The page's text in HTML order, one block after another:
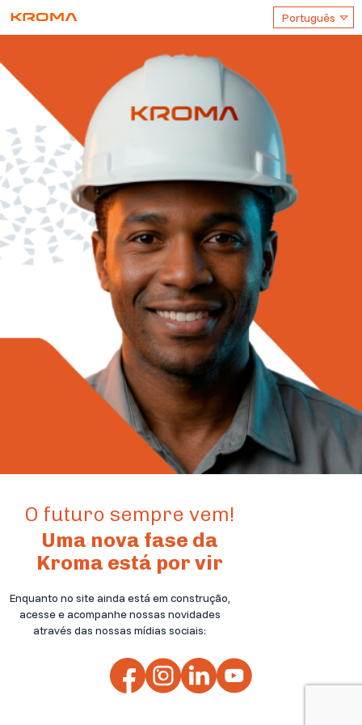
O futuro sempre vem!
Uma nova fase da
Kroma está por vir
Enquanto no site ainda está em construção,
acesse e acompanhe nossas novidades
através das nossas mídias sociais: